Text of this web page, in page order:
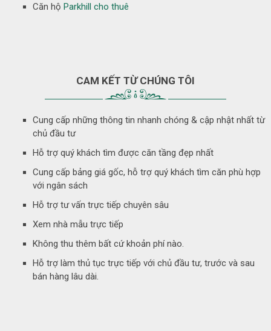
Căn hộParkhill cho thuê
CAM KẾT TỪ CHÚNG TÔI
Cung cấp những thông tin nhanh chóng & cập nhật nhất từ
chủ đầu tư
Hỗ trợ quý khách tìm được căn tầng đẹp nhất
Cung cấp bảng giá gốc, hỗ trợ quý khách tìm căn phù hợp
với ngân sách
Hỗ trợ tư vấn trực tiếp chuyên sâu
Xem nhà mẫu trực tiếp
Không thu thêm bất cứ khoản phí nào.
Hỗ trợ làm thủ tục trực tiếp với chủ đầu tư, trước và sau
bán hàng lâu dài.